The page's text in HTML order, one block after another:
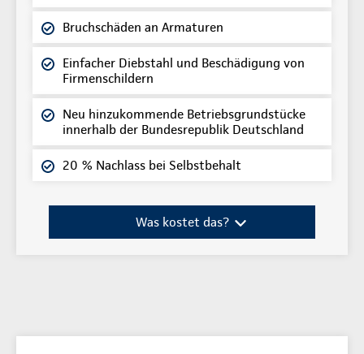
Bruchschäden an Armaturen
Einfacher Diebstahl und Beschädigung von
Firmenschildern
Neu hinzukommende Betriebsgrundstücke
innerhalb der Bundesrepublik Deutschland
20 % Nachlass bei Selbstbehalt
Was kostet das?